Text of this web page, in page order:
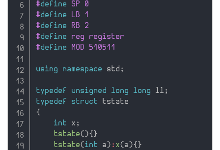
#define SP 0
#define LB 1
#define RB 2
#define reg register
#define MOD 510511
using namespace std ;
typedef unsigned long long ll ;
typedef
struct
{
int x ;
tstate( ){ }
tstate( int a ) : x( a ){ }